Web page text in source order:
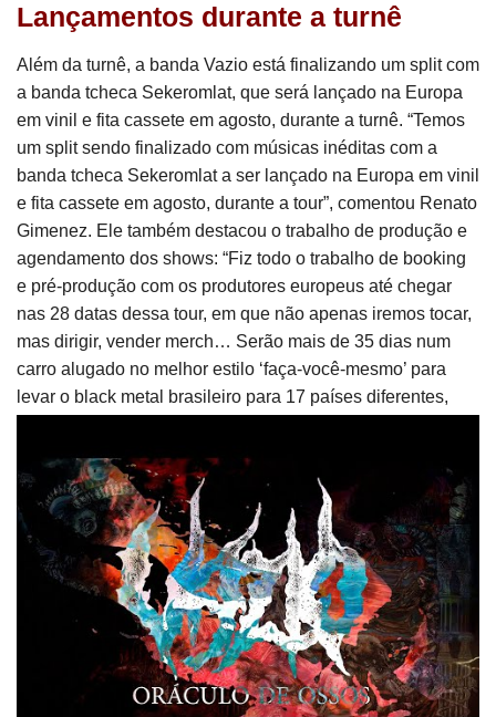
Lançamentos durante a turnê
Além da turnê, a banda Vazio está finalizando um split com
a banda tcheca Sekeromlat, que será lançado na Europa
em vinil e fita cassete em agosto, durante a turnê. “Temos
um split sendo finalizado com músicas inéditas com a
banda tcheca Sekeromlat a ser lançado na Europa em vinil
e fita cassete em agosto, durante a tour”, comentou Renato
Gimenez. Ele também destacou o trabalho de produção e
agendamento dos shows: “Fiz todo o trabalho de booking
e pré-produção com os produtores europeus até chegar
nas 28 datas dessa tour, em que não apenas iremos tocar,
mas dirigir, vender merch… Serão mais de 35 dias num
carro alugado no melhor estilo ‘faça-você-mesmo’ para
levar o black metal brasileiro para 17 países diferentes,
Datas da turnê “Necrocosmos
Over Europe Tour 2024”
A turnê “Necrocosmos Over Europe Tour 2024” começará
em 20 de agosto em Berlim, Alemanha, e passará por
cidades como Copenhague, Malmö, Estocolmo,
Helsinque, Praga, Bruxelas, Amsterdã, entre outras.
Confira as datas e locais abaixo:
20/08 – Berlim – Alemanha